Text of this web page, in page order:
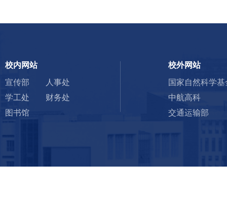
校内网站
宣传部
人事处
学工处
财务处
图书馆
校外网站
国家自然科学
中航高科
交通运输部